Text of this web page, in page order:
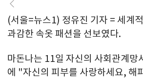
(서울=뉴스1) 정유진 기자 = 세계
과감한 속옷 패션을 선보였다.
마돈나는 11일 자신의 사회관계망
에 "자신의 피부를 사랑하세요,